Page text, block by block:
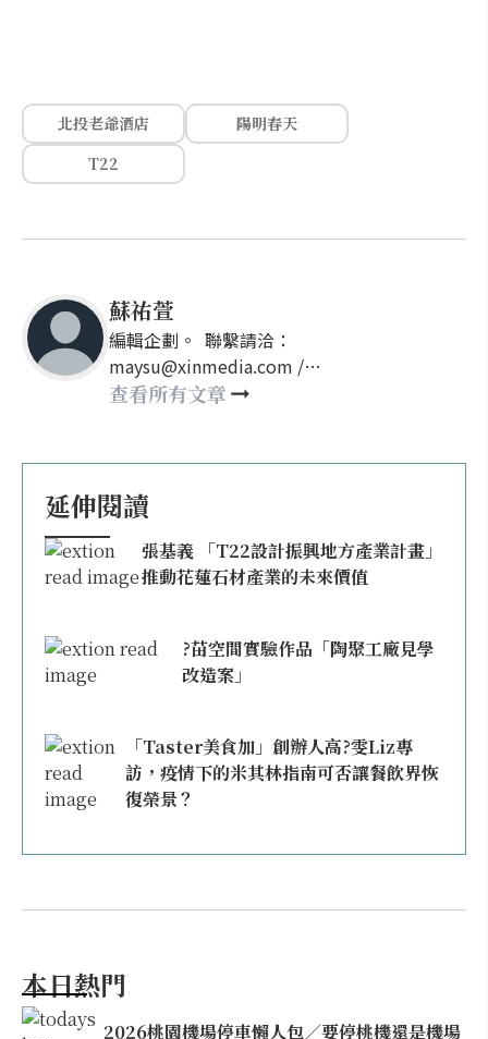
北投老爺酒店
陽明春天
T22
蘇祐萱
編輯企劃。 聯繫請洽：
maysu@xinmedia.com /
may860527@gmail.com
查看所有文章
延伸閱讀
張基義 「T22設計振興地方產業計畫」
推動花蓮石材產業的未來價值
?苗空間實驗作品「陶聚工廠見學
改造案」
「Taster美食加」創辦人高?雯Liz專
訪，疫情下的米其林指南可否讓餐飲界恢
復榮景？
本日熱門
2026桃園機場停車懶人包／要停桃機還是機場